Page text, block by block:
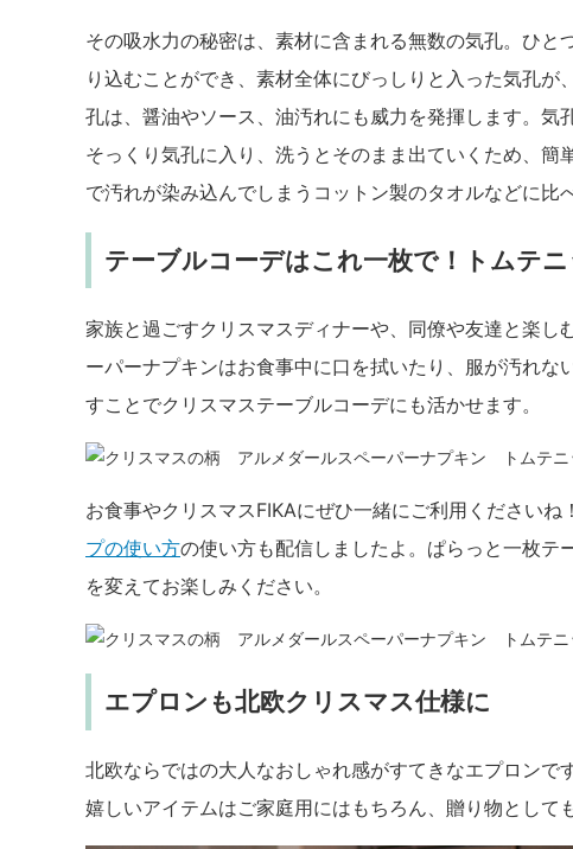
その吸水力の秘密は、素材に含まれる無数の気孔。ひ
り込むことができ、素材全体にびっしりと入った気孔
孔は、醤油やソース、油汚れにも威力を発揮します。気
そっくり気孔に入り、洗うとそのまま出ていくため、簡
で汚れが染み込んでしまうコットン製のタオルなどに比
テーブルコーデはこれ一枚で！トムテ
家族と過ごすクリスマスディナーや、同僚や友達と楽
ーパーナプキンはお食事中に口を拭いたり、服が汚れ
すことでクリスマステーブルコーデにも活かせます。
お食事やクリスマスFIKAにぜひ一緒にご利用ください
プの使い方の使い方も配信しましたよ。ぱらっと一枚テ
を変えてお楽しみください。
エプロンも北欧クリスマス仕様に
北欧ならではの大人なおしゃれ感がすてきなエプロンで
嬉しいアイテムはご家庭用にはもちろん、贈り物として